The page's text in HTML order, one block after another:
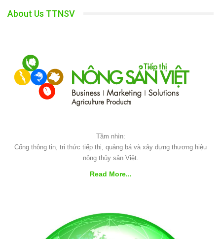
About Us TTNSV
Tầm nhìn:
Cổng thông tin, tri thức tiếp thị, quảng bá và xây dựng thương hiệu
nông thủy sản Việt.
Read More...